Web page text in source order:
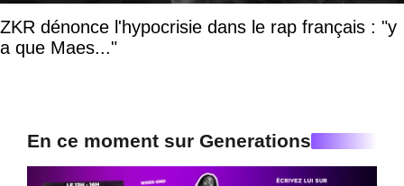
ZKR dénonce l'hypocrisie dans le rap français : "y
a que Maes..."
En ce moment sur Generations